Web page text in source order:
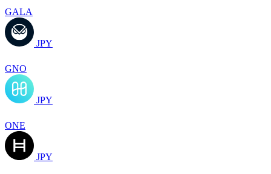
GALA
JPY
GNO
JPY
ONE
JPY